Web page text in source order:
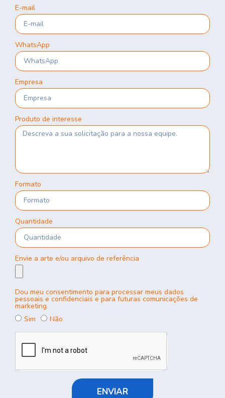
E-mail
WhatsApp
Empresa
Produto de interesse
Formato
Quantidade
Envie a arte e/ou arquivo de referência
Dou meu consentimento para processar meus dados
pessoais e confidenciais e para futuras comunicações de
marketing.
Sim
Não
ENVIAR